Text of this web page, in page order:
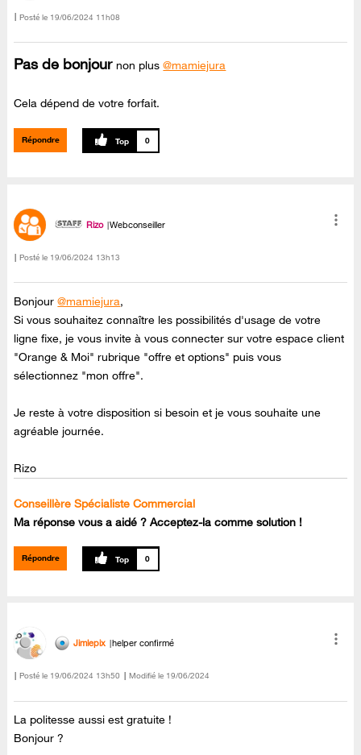
Posté le ‎19/06/2024 11h08
Pas de bonjour non plus@mamiejura
Cela dépend de votre forfait.
Répondre 0
Rizo Webconseiller
Posté le ‎19/06/2024 13h13
Bonjour@mamiejura,
Si vous souhaitez connaître les possibilités d'usage de votre
ligne fixe, je vous invite à vous connecter sur votre espace client
"Orange & Moi" rubrique "offre et options" puis vous
sélectionnez "mon offre".
Je reste à votre disposition si besoin et je vous souhaite une
agréable journée.
Rizo
Conseillère Spécialiste Commercial
Ma réponse vous a aidé ? Acceptez-la comme solution !
Répondre 0
Jimlepix helper confirmé
Posté le ‎19/06/2024 13h50 Modifié le 19/06/2024
La politesse aussi est gratuite !
Bonjour ?